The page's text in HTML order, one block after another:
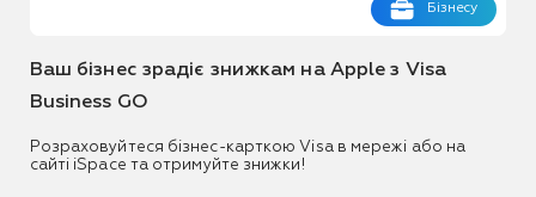
Бізнесу
Ваш бізнес зрадіє знижкам на Apple з Visa
Business GO
Розраховуйтеся бізнес-карткою Visa в мережі або на
сайті iSpace та отримуйте знижки!